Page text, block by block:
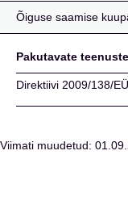
Õiguse saamise
Pakutavate
Direktiivi 2009/138/
Viimati muudetud: